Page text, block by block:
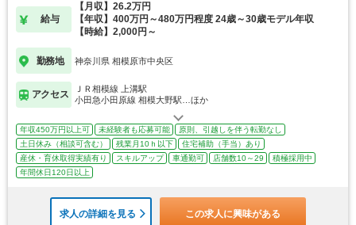
給与
【月収】26.2万円
【年収】400万円～480万円程度 24歳～30歳モデル年収
【時給】2,000円～
勤務地 神奈川県 相模原市中央区
アクセス
ＪＲ相模線 上溝駅
小田急小田原線 相模大野駅…ほか
年収450万円以上可 未経験者も応募可能
原則、引越しを伴う転勤なし
土日休み（相談可含む）
残業月10ｈ以下
住宅補助（手当）あり
産休・育休取得実績有り
スキルアップ 車通勤可 店舗数10～29
積極採用中
年間休日120日以上
求人の詳細を見る この求人に興味がある